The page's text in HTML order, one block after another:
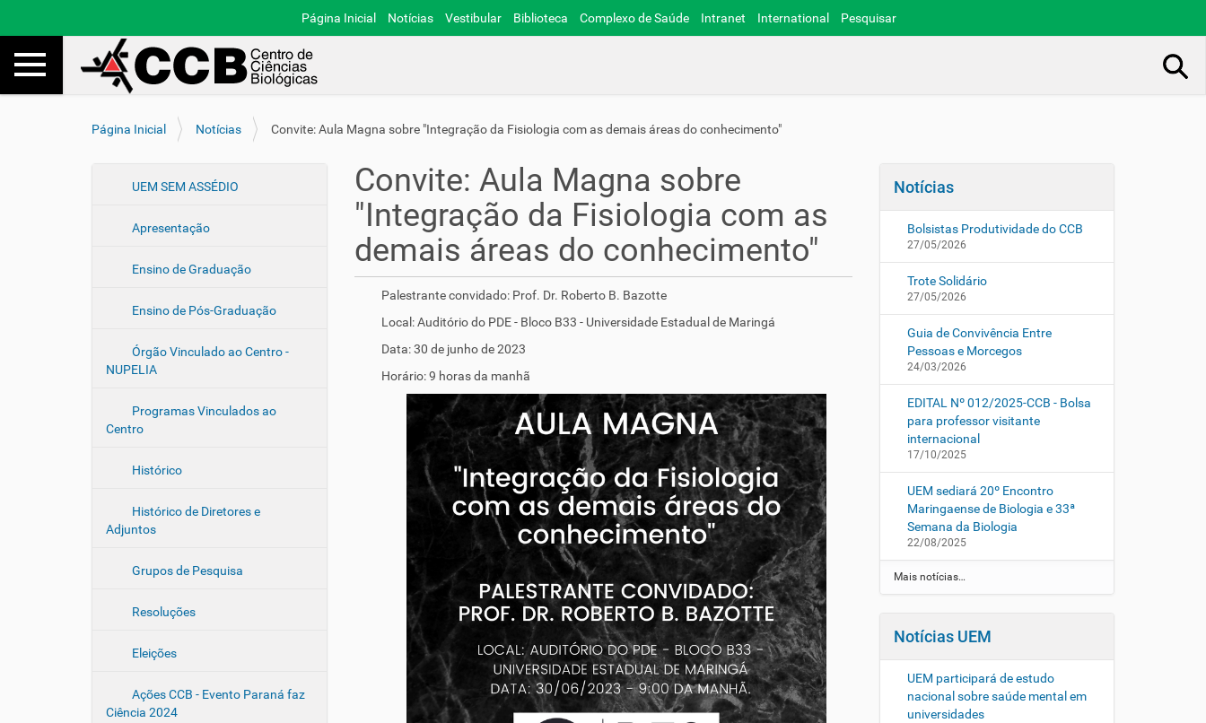
Página Inicial Notícias Vestibular Biblioteca Complexo de Saúde Intranet International Pesquisar
Toggle navigation Busca
V
Página Inicial Notícias Convite: Aula Magna sobre "Integração da Fisiologia com as demais áreas do conhecimento"
o
UEM SEM ASSÉDIO
Apresentação
Ensino de Graduação
Ensino de Pós-Graduação
Órgão Vinculado ao Centro -
NUPELIA
Programas Vinculados ao
Centro
Histórico
Histórico de Diretores e
Adjuntos
Grupos de Pesquisa
Resoluções
Eleições
Ações CCB - Evento Paraná faz
Ciência 2024
Convite: Aula Magna sobre
"Integração da Fisiologia com as
demais áreas do conhecimento"
Palestrante convidado: Prof. Dr. Roberto B. Bazotte
Local: Auditório do PDE - Bloco B33 - Universidade Estadual de Maringá
Data: 30 de junho de 2023
Horário: 9 horas da manhã
Notícias
Bolsistas Produtividade do CCB
27/05/2026
Trote Solidário
27/05/2026
Guia de Convivência Entre
Pessoas e Morcegos
24/03/2026
EDITAL Nº 012/2025-CCB - Bolsa
para professor visitante
internacional
17/10/2025
UEM sediará 20º Encontro
Maringaense de Biologia e 33ª
Semana da Biologia
22/08/2025
Mais notícias…
Notícias UEM
UEM participará de estudo
nacional sobre saúde mental em
universidades